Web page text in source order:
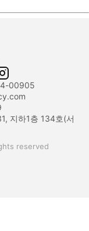
00905
지하1층 134호(서
reserved